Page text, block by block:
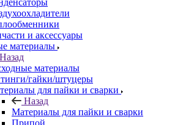
и аксессуары
материалы
Назад
материалы
гайки/штуцеры
для пайки и сварки
Назад
Материалы для пайки и сварки
Припой